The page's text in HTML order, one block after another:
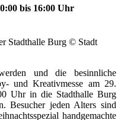
bis 16:00 Uhr
Stadthalle Burg © Stadt
und die besinnliche
und Kreativmesse am 29.
Uhr in die Stadthalle Burg
Besucher jeden Alters sind
handgemachte